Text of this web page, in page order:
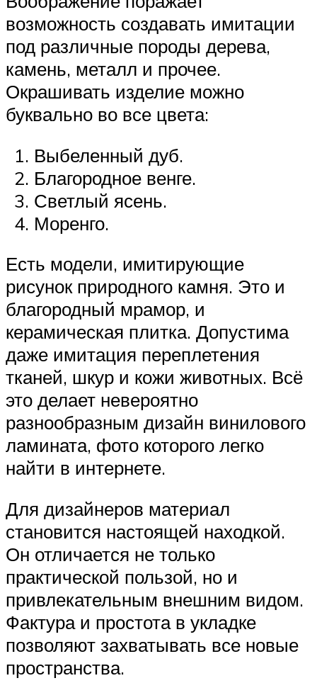
возможность создавать имитации
под различные породы дерева,
камень, металл и прочее.
Окрашивать изделие можно
буквально во все цвета:
Выбеленный дуб.
Благородное венге.
Светлый ясень.
Моренго.
Есть модели, имитирующие
рисунок природного камня. Это и
благородный мрамор, и
керамическая плитка. Допустима
даже имитация переплетения
тканей, шкур и кожи животных. Всё
это делает невероятно
разнообразным дизайн винилового
ламината, фото которого легко
найти в интернете.
Для дизайнеров материал
становится настоящей находкой.
Он отличается не только
практической пользой, но и
привлекательным внешним видом.
Фактура и простота в укладке
позволяют захватывать все новые
пространства.